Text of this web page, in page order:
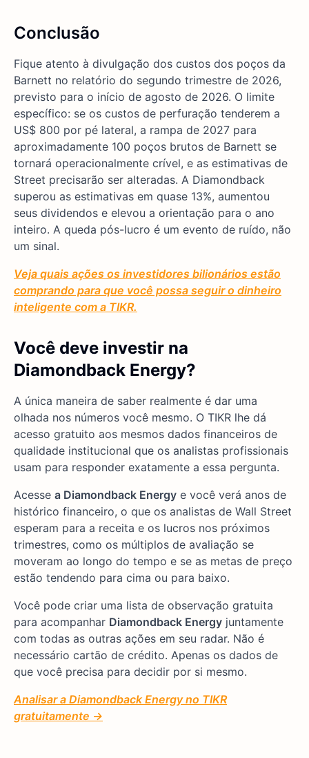
Conclusão
Fique atento à divulgação dos custos dos poços da
Barnett no relatório do segundo trimestre de 2026,
previsto para o início de agosto de 2026. O limite
específico: se os custos de perfuração tenderem a
US$ 800 por pé lateral, a rampa de 2027 para
aproximadamente 100 poços brutos de Barnett se
tornará operacionalmente crível, e as estimativas de
Street precisarão ser alteradas. A Diamondback
superou as estimativas em quase 13%, aumentou
seus dividendos e elevou a orientação para o ano
inteiro. A queda pós-lucro é um evento de ruído, não
um sinal.
Veja quais ações os investidores bilionários estão
comprando para que você possa seguir o dinheiro
inteligente com a TIKR.
Você deve investir na
Diamondback Energy?
A única maneira de saber realmente é dar uma
olhada nos números você mesmo. O TIKR lhe dá
acesso gratuito aos mesmos dados financeiros de
qualidade institucional que os analistas profissionais
usam para responder exatamente a essa pergunta.
Acesse a Diamondback Energy e você verá anos de
histórico financeiro, o que os analistas de Wall Street
esperam para a receita e os lucros nos próximos
trimestres, como os múltiplos de avaliação se
moveram ao longo do tempo e se as metas de preço
estão tendendo para cima ou para baixo.
Você pode criar uma lista de observação gratuita
para acompanhar Diamondback Energy juntamente
com todas as outras ações em seu radar. Não é
necessário cartão de crédito. Apenas os dados de
que você precisa para decidir por si mesmo.
Analisar a Diamondback Energy no TIKR
gratuitamente →